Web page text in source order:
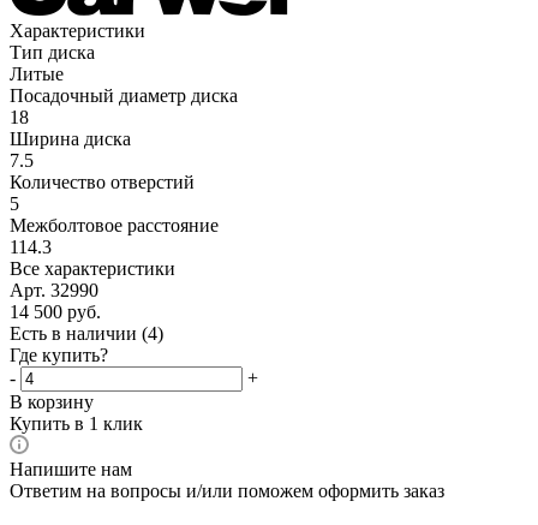
Характеристики
Тип диска
Литые
Посадочный диаметр диска
18
Ширина диска
7.5
Количество отверстий
5
Межболтовое расстояние
114.3
Все характеристики
Арт. 32990
14 500 руб.
Есть в наличии (4)
Где купить?
-
+
В корзину
Купить в 1 клик
Напишите нам
Ответим на вопросы и/или поможем оформить заказ